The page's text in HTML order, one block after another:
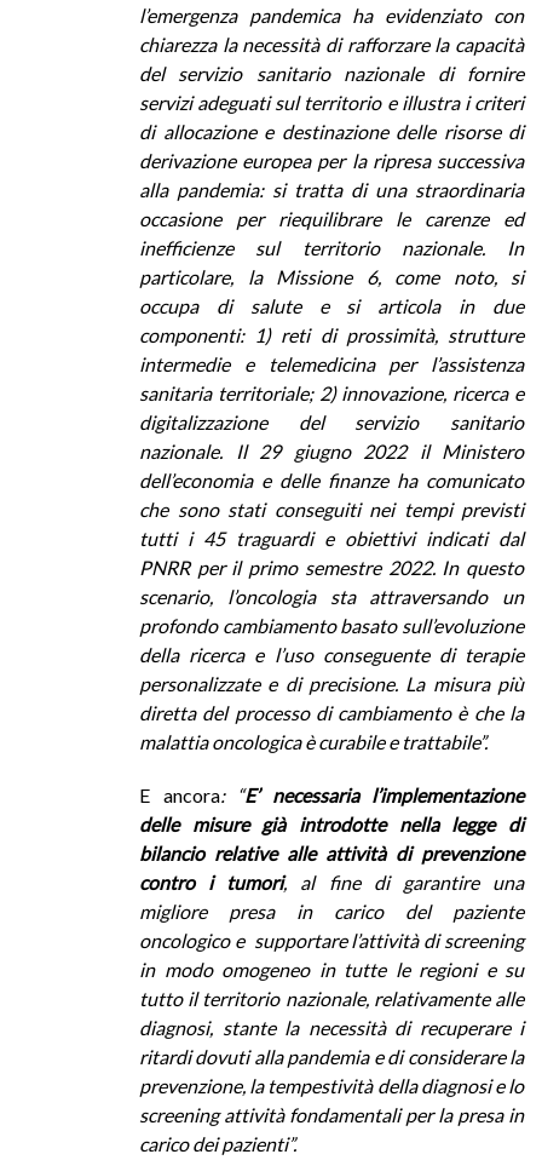
l’emergenza pandemica ha evidenziato con
chiarezza la necessità di rafforzare la capacità
del servizio sanitario nazionale di fornire
servizi adeguati sul territorio e illustra i criteri
di allocazione e destinazione delle risorse di
derivazione europea per la ripresa successiva
alla pandemia: si tratta di una straordinaria
occasione per riequilibrare le carenze ed
inefficienze sul territorio nazionale. In
particolare, la Missione 6, come noto, si
occupa di salute e si articola in due
componenti: 1) reti di prossimità, strutture
intermedie e telemedicina per l’assistenza
sanitaria territoriale; 2) innovazione, ricerca e
digitalizzazione del servizio sanitario
nazionale. Il 29 giugno 2022 il Ministero
dell’economia e delle finanze ha comunicato
che sono stati conseguiti nei tempi previsti
tutti i 45 traguardi e obiettivi indicati dal
PNRR per il primo semestre 2022. In questo
scenario, l’oncologia sta attraversando un
profondo cambiamento basato sull’evoluzione
della ricerca e l’uso conseguente di terapie
personalizzate e di precisione. La misura più
diretta del processo di cambiamento è che la
malattia oncologica è curabile e trattabile”.
E ancora: “E’ necessaria l’implementazione
delle misure già introdotte nella legge di
bilancio relative alle attività di prevenzione
contro i tumori, al fine di garantire una
migliore presa in carico del paziente
oncologico e supportare l’attività di screening
in modo omogeneo in tutte le regioni e su
tutto il territorio nazionale, relativamente alle
diagnosi, stante la necessità di recuperare i
ritardi dovuti alla pandemia e di considerare la
prevenzione, la tempestività della diagnosi e lo
screening attività fondamentali per la presa in
carico dei pazienti”.